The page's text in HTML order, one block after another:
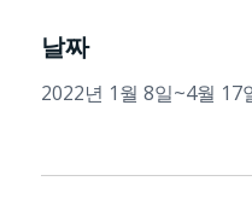
날짜
2022년 1월 8일~4월 17